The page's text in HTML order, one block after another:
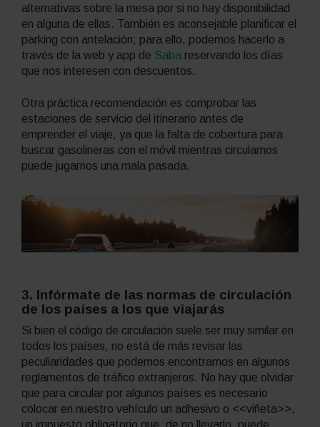
alternativas sobre la mesa por si no hay disponibilidad
en alguna de ellas. También es aconsejable planificar el
parking con antelación; para ello, podemos hacerlo a
través de la web y app de Saba reservando los días
que nos interesen con descuentos.
Otra práctica recomendación es comprobar las
estaciones de servicio del itinerario antes de
emprender el viaje, ya que la falta de cobertura para
buscar gasolineras con el móvil mientras circulamos
puede jugarnos una mala pasada.
3. Infórmate de las normas de circulación
de los países a los que viajarás
Si bien el código de circulación suele ser muy similar en
todos los países, no está de más revisar las
peculiaridades que podemos encontrarnos en algunos
reglamentos de tráfico extranjeros. No hay que olvidar
que para circular por algunos países es necesario
colocar en nuestro vehículo un adhesivo o <<viñeta>>,